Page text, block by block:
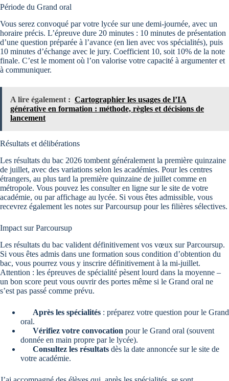
Période du Grand oral
Vous serez convoqué par votre lycée sur une demi-journée, avec un
horaire précis. L’épreuve dure 20 minutes : 10 minutes de présentation
d’une question préparée à l’avance (en lien avec vos spécialités), puis
10 minutes d’échange avec le jury. Coefficient 10, soit 10% de la note
finale. C’est le moment où l’on valorise votre capacité à argumenter et
à communiquer.
A lire également : Cartographier les usages de l’IA
générative en formation : méthode, règles et décisions de
lancement
Résultats et délibérations
Les résultats du bac 2026 tombent généralement la première quinzaine
de juillet, avec des variations selon les académies. Pour les centres
étrangers, au plus tard la première quinzaine de juillet comme en
métropole. Vous pouvez les consulter en ligne sur le site de votre
académie, ou par affichage au lycée. Si vous êtes admissible, vous
recevrez également les notes sur Parcoursup pour les filières sélectives.
Impact sur Parcoursup
Les résultats du bac valident définitivement vos vœux sur Parcoursup.
Si vous êtes admis dans une formation sous condition d’obtention du
bac, vous pourrez vous y inscrire définitivement à la mi-juillet.
Attention : les épreuves de spécialité pèsent lourd dans la moyenne –
un bon score peut vous ouvrir des portes même si le Grand oral ne
s’est pas passé comme prévu.
Après les spécialités : préparez votre question pour le Grand
oral.
Vérifiez votre convocation pour le Grand oral (souvent
donnée en main propre par le lycée).
Consultez les résultats dès la date annoncée sur le site de
votre académie.